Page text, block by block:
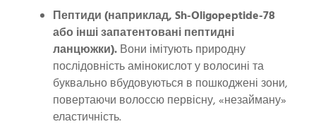
Пептиди (наприклад, Sh-Oligopeptide-78
або інші запатентовані пептидні
ланцюжки).Вони імітують природну
послідовність амінокислот у волосині та
буквально вбудовуються в пошкоджені зони,
повертаючи волоссю первісну, «незайману»
еластичність.